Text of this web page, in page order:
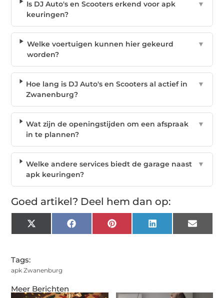
Meer Berichten
Is DJ Auto's en Scooters erkend voor apk
keuringen?
▼
Welke voertuigen kunnen hier gekeurd
worden?
▼
Hoe lang is DJ Auto's en Scooters al actief in
Zwanenburg?
▼
Wat zijn de openingstijden om een afspraak
in te plannen?
▼
Welke andere services biedt de garage naast
apk keuringen?
▼
Goed artikel? Deel hem dan op:
X
(Twitter)
Facebook Pinterest LinkedIn Email
Tags:
apk Zwanenburg